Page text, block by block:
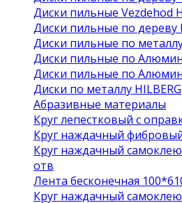
Диски пильные Vezdehod
Диски пильные по дереву
Диски пильные по
Диски пильные по
Диски пильные по
Диски по металлу HILBERG
Абразивные материалы
Круг лепестковый с
Круг наждачный
Круг наждачный
отв
Лента бесконечная
Круг наждачный